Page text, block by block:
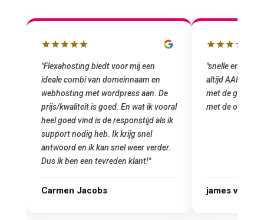
"snelle en vriendelijke service. staat
altijd AAN (: fijne prijzen vergeleken
met de grote jongens en dus nu al blij
met de overstap!"
james van oranje
"Top service. Ik
het installeren
was meteen
gemaakt. Top
Marcel Thijs